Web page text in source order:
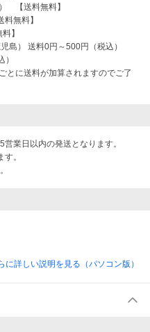
　【送料無料】
無料】
】
島） 送料0円～500円（税込）
とに送料が加算されますのでご了
業日以内の発送となります。
。
に詳しい説明を見る（パソコン版）